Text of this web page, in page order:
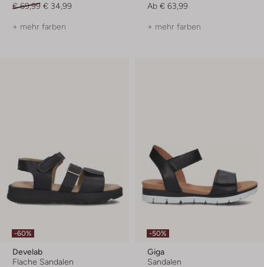
€ 69,99 € 34,99
+ mehr farben
Ab € 63,99
+ mehr farben
-60%
Develab
Flache Sandalen
-50%
Giga
Sandalen